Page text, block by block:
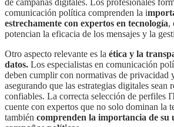
comunicación política comprenden la i
estrechamente con expertos en tecnología,
potencian la eficacia de los mensajes y la
Otro aspecto relevante es la ética y la
datos. Los especialistas en comunicación
deben cumplir con normativas de privacidad
asegurando que las estrategias digitales sean
confiables. La correcta selección de perfiles
cuente con expertos que no solo dominan la
también comprenden la importancia de su